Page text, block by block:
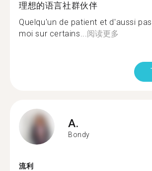
理想的语言社群伙伴
Quelqu'un de patient et d'aussi
moi sur certains...阅读更多
A.
Bondy
流利